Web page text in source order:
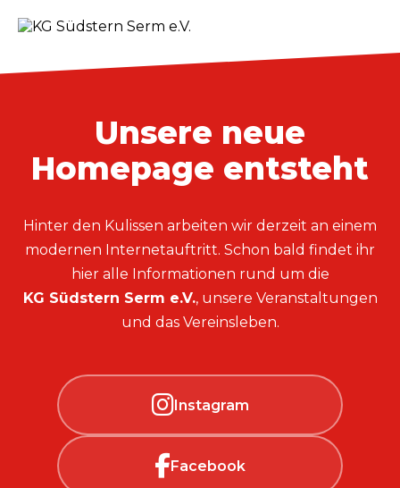
Unsere neue
Homepage entsteht
Hinter den Kulissen arbeiten wir derzeit an einem
modernen Internetauftritt. Schon bald findet ihr
hier alle Informationen rund um die
KG Südstern Serm e.V., unsere Veranstaltungen
und das Vereinsleben.
Instagram
Facebook